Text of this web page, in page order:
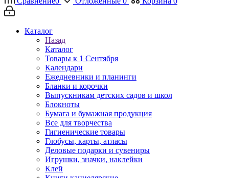
Каталог
Назад
Каталог
Товары к 1 Сентября
Календари
Ежедневники и планинги
Бланки и корочки
Выпускникам детских садов и школ
Блокноты
Бумага и бумажная продукция
Все для творчества
Гигиенические товары
Глобусы, карты, атласы
Деловые подарки и сувениры
Игрушки, значки, наклейки
Клей